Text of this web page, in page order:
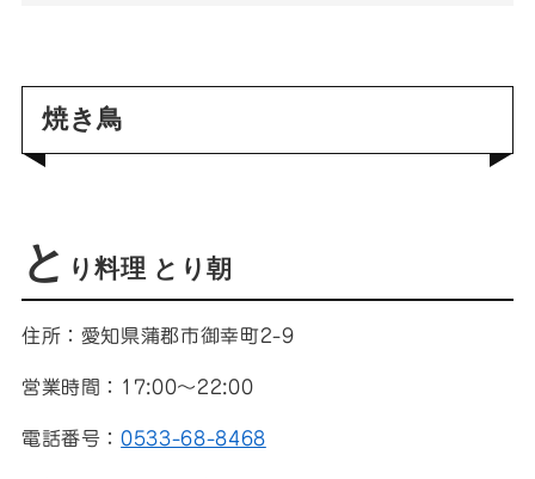
焼き鳥
と り料理 とり朝
住所：愛知県蒲郡市御幸町2-9
営業時間：17:00～22:00
電話番号：0533-68-8468